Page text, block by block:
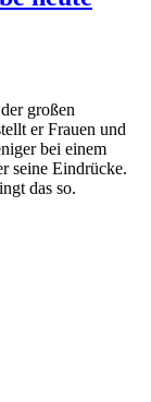
großen
er Frauen und
bei einem
seine Eindrücke.
das so.